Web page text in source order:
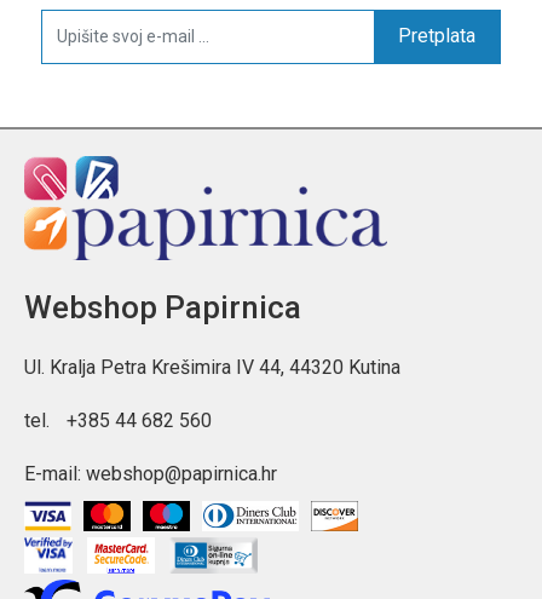
Pretplata
Webshop Papirnica
Ul. Kralja Petra Krešimira IV 44, 44320 Kutina
tel. +385 44 682 560
E-mail: webshop@papirnica.hr